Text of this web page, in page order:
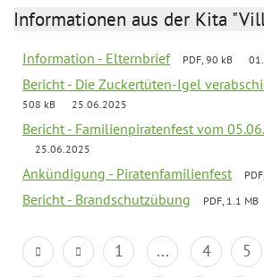
Informationen aus der Kita
Information - Elternbrief PDF, 90 kB
Bericht - Die Zuckertüten-Igel
508 kB
25.06.2025
Bericht - Familienpiratenfest vom
25.06.2025
Ankündigung - Piratenfamilienfest
Bericht - Brandschutzübung PDF, 1.1 MB
1 ... 4 5